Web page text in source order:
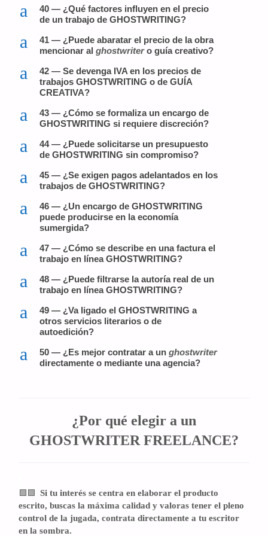
a
40 — ¿Qué factores influyen en el precio
de un trabajo de GHOSTWRITING?
a
41 — ¿Puede abaratar el precio de la obra
mencionar alghostwritero guía creativo?
a
42 — Se devenga IVA en los precios de
trabajos GHOSTWRITING o de GUÍA
CREATIVA?
a
43 — ¿Cómo se formaliza un encargo de
GHOSTWRITING si requiere discreción?
a
44 — ¿Puede solicitarse un presupuesto
de GHOSTWRITING sin compromiso?
a
45 — ¿Se exigen pagos adelantados en los
trabajos de GHOSTWRITING?
a
46 — ¿Un encargo de GHOSTWRITING
puede producirse en la economía
sumergida?
a
47 — ¿Cómo se describe en una factura el
trabajo en línea GHOSTWRITING?
a
48 — ¿Puede filtrarse la autoría real de un
trabajo en línea GHOSTWRITING?
a
49 — ¿Va ligado el GHOSTWRITING a
otros servicios literarios o de
autoedición?
a 50 — ¿Es mejor contratar a unghostwriter
directamente o mediante una agencia?
¿Por qué elegir a un
GHOSTWRITER FREELANCE?
🟩🟩Si tu interés se centra en elaborar el producto
escrito, buscas la máxima calidad y valoras tener el pleno
control de la jugada, contrata directamente a tu escritor
en la sombra.